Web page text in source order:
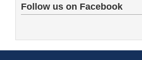
Follow us on Facebook